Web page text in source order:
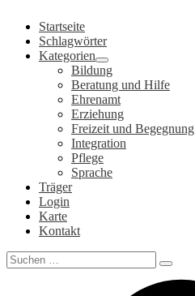
Inhalt
springen
Startseite
Schlagwörter
Kategorien
Bildung
Beratung und Hilfe
Ehrenamt
Erziehung
Freizeit und Begegnung
Integration
Pflege
Sprache
Träger
Login
Karte
Kontakt
Search
for: